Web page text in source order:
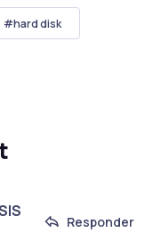
#hard disk
Responder